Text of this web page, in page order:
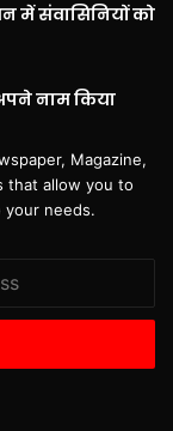
में संवासिनियों को
नाम किया
Magazine,
that allow you to
needs.